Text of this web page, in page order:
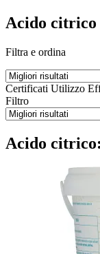
Acido citrico
Filtra e ordina
Certificati Utilizzo
Filtro
Acido